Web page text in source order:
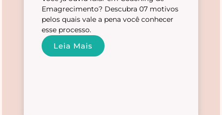
Emagrecimento? Descubra 07 motivos
pelos quais vale a pena você conhecer
esse processo.
Leia Mais